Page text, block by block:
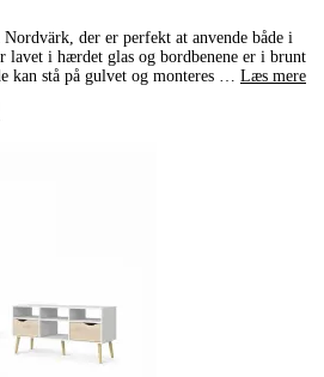
der er perfekt at anvende både i
lavet i hærdet glas og bordbenene er i brunt
kan stå på gulvet og monteres … Læs mere